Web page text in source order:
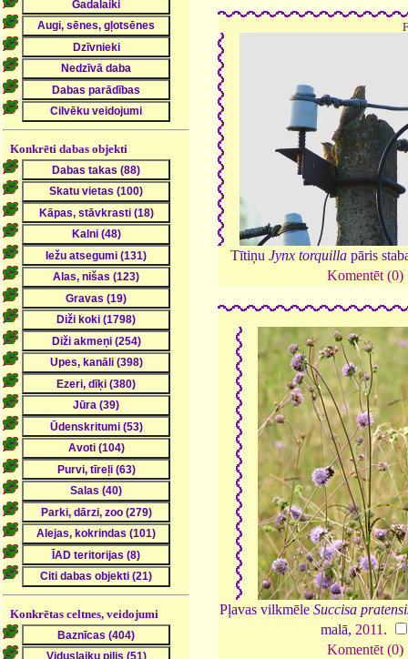
Konkrēti dabas objekti
Konkrētas celtnes, veidojumi
Tītiņu Jynx torquilla pāris
Komentēt (0)
Pļavas vilkmēle Succisa
malā, 2011 .
Komentēt (0)